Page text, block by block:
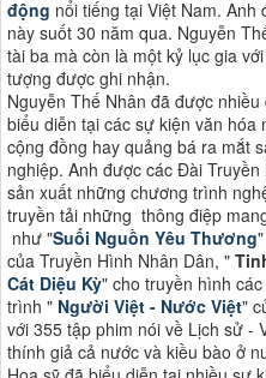
động nổi tiếng tại Việt Nam.
này suốt 30 năm qua. Nguyễn
tài ba mà còn là một kỷ lục gia
tượng được ghi nhận.
Nguyễn Thế Nhân đã được
biểu diễn tại các sự kiện văn hóa
cộng đồng hay quảng bá ra mắt
nghiệp. Anh được các Đài
sản xuất những chương trình
truyền tải những thông điệp
như "Suối Nguồn Yêu Thương
của Truyền Hình Nhân Dân, "
Cát Diệu Kỳ" cho truyền hình
trình " Người Việt - Nước Việt"
với 355 tập phim nói về Lịch sử -
thính giả cả nước và kiều bào ở